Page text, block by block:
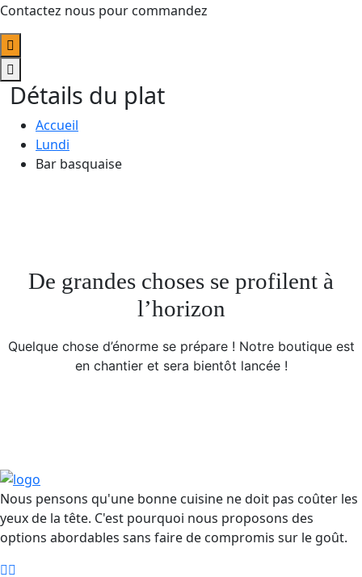
Contactez nous pour commandez
Détails du plat
Accueil
Lundi
Bar basquaise
De grandes choses se profilent à
l’horizon
Quelque chose d’énorme se prépare ! Notre boutique est
en chantier et sera bientôt lancée !
Nous pensons qu'une bonne cuisine ne doit pas coûter les
yeux de la tête. C'est pourquoi nous proposons des
options abordables sans faire de compromis sur le goût.